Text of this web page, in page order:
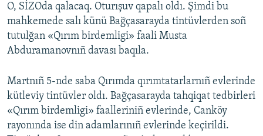
Русский
Українською
RFE/RS bütün saytları
O, SİZOda qalacaq. Oturışuv qapalı oldı. Şimdi bu
mahkemede salı künü Bağçasarayda tintüvlerden soñ
tutulğan «Qırım birdemligi» faali Musta
Abduramanovnıñ davası baqıla.
Martnıñ 5-nde saba Qırımda qırımtatarlarnıñ evlerinde
kütleviy tintüvler oldı. Bağçasarayda tahqiqat tedbirleri
«Qırım birdemligi» faalleriniñ evlerinde, Canköy
rayonında ise din adamlarınıñ evlerinde keçirildi.